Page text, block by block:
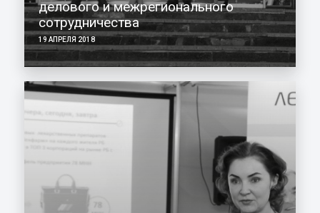
делового и межрегионального
сотрудничества
19 АПРЕЛЯ 2018